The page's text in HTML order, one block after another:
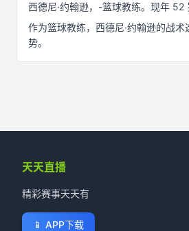
西德尼·约翰逊， -篮球教练。 现年 52
作为篮球教练， 西德尼·约翰逊的战术
势。
天天直播
精彩赛事天天有
📱 APP下载